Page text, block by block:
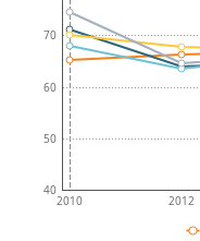
2010 2012
40
50
60
70